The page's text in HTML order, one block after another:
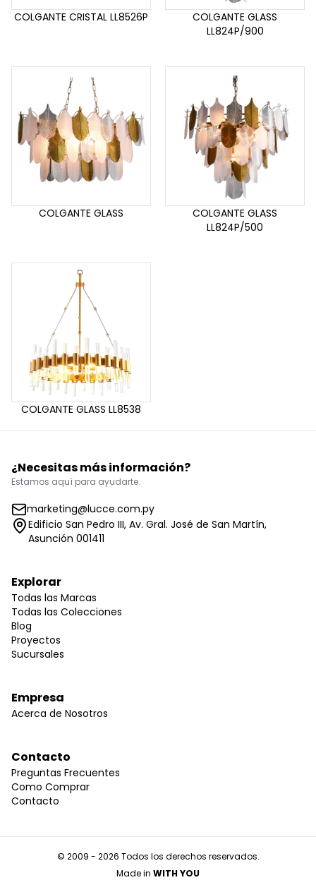
COLGANTE CRISTAL LL8526P
COLGANTE GLASS
LL824P/900
COLGANTE GLASS
COLGANTE GLASS
LL824P/500
COLGANTE GLASS LL8538
¿Necesitas más información?
Estamos aquí para ayudarte.
marketing@lucce.com.py
Edificio San Pedro III, Av. Gral. José de San Martín,
Asunción 001411
Explorar
Todas las Marcas
Todas las Colecciones
Blog
Proyectos
Sucursales
Empresa
Acerca de Nosotros
Contacto
Preguntas Frecuentes
Como Comprar
Contacto
© 2009 - 2026 Todos los derechos reservados.
Made in WITH YOU